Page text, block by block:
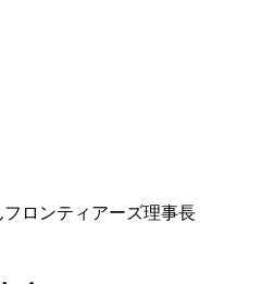
ロンティアーズ理事長